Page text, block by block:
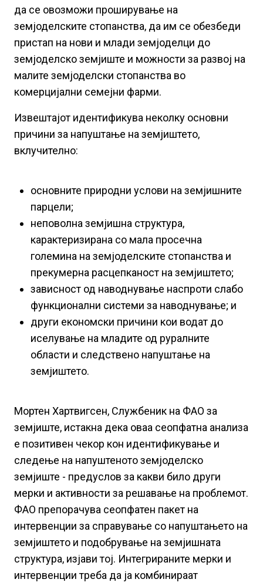
да се овозможи проширување на
земјоделските стопанства, да им се обезбеди
пристап на нови и млади земјоделци до
земјоделско земјиште и можности за развој на
малите земјоделски стопанства во
комерцијални семејни фарми.
Извештајот идентификува неколку основни
причини за напуштање на земјиштето,
вклучително:
основните природни услови на земјишните
парцели;
неповолна земјишна структура,
карактеризирана со мала просечна
големина на земјоделските стопанства и
прекумерна расцепканост на земјиштето;
зависност од наводнување наспроти слабо
функционални системи за наводнување; и
други економски причини кои водат до
иселување на младите од руралните
области и следствено напуштање на
земјиштето.
Мортен Хартвигсен, Службеник на ФАО за
земјиште, истакна дека оваа сеопфатна анализа
е позитивен чекор кон идентификување и
следење на напуштеното земјоделско
земјиште - предуслов за какви било други
мерки и активности за решавање на проблемот.
ФАО препорачува сеопфатен пакет на
интервенции за справување со напуштањето на
земјиштето и подобрување на земјишната
структура, изјави тој. Интегрираните мерки и
интервенции треба да ја комбинираат